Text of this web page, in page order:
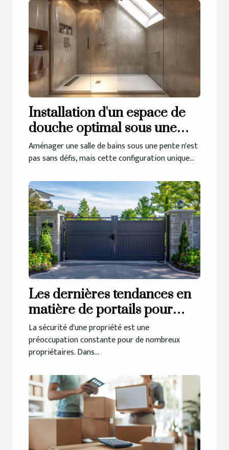
Installation d'un espace de
douche optimal sous une
pente
Aménager une salle de bains sous une pente n'est
pas sans défis, mais cette configuration unique...
Les dernières tendances en
matière de portails pour
sécuriser votre propriété
La sécurité d'une propriété est une
préoccupation constante pour de nombreux
propriétaires. Dans...